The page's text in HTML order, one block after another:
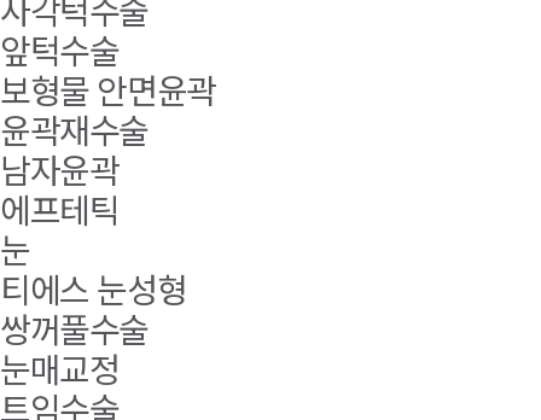
사각턱수술
앞턱수술
보형물 안면윤곽
윤곽재수술
남자윤곽
에프테틱
눈
티에스 눈성형
쌍꺼풀수술
눈매교정
트임수술